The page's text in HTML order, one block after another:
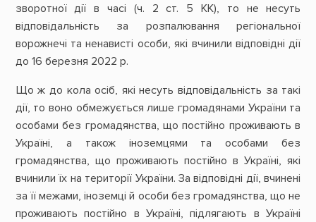
зворотної дії в часі (ч. 2 ст. 5 КК), то не несуть
відповідальність за розпалювання регіональної
ворожнечі та ненависті особи, які вчинили відповідні дії
до 16 березня 2022 р.
Що ж до кола осіб, які несуть відповідальність за такі
дії, то воно обмежується лише громадянами України та
особами без громадянства, що постійно проживають в
Україні, а також іноземцями та особами без
громадянства, що проживають постійно в Україні, які
вчинили їх на території України. За відповідні дії, вчинені
за її межами, іноземці й особи без громадянства, що не
проживають постійно в Україні, підлягають в Україні